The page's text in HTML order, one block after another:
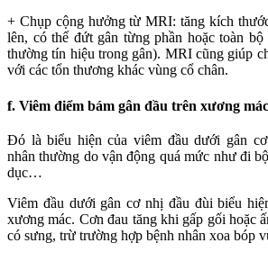
+ Chụp cộng hưởng từ MRI: tăng kích
lên, có thể đứt gân từng phần hoặc toàn
thường tín hiệu trong gân). MRI cũng giúp
với các tổn thương khác vùng cổ chân.
f. Viêm điểm bám gân đầu trên xương mác
Đó là biểu hiện của viêm đầu dưới gân
nhân thường do vận động quá mức như đi
dục…
Viêm đầu dưới gân cơ nhị đầu đùi biểu
xương mác. Cơn đau tăng khi gấp gối hoặc
có sưng, trừ trường hợp bệnh nhân xoa bóp